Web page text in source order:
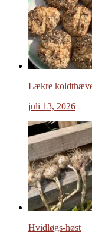
Lækre
juli 13, 2026
Hvidløgs-høst